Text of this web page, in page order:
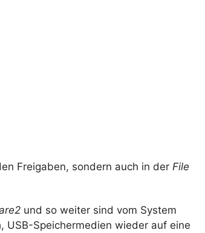
Freigaben, sondern auch in der File
und so weiter sind vom System
USB-Speichermedien wieder auf eine